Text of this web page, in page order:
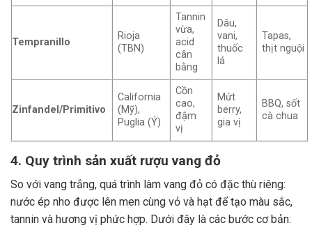
Tempranillo
Rioja
(TBN)
Tannin
vừa,
acid
cân
bằng
Dâu,
vani,
thuốc
lá
Tapas,
thịt nguội
Zinfandel/Primitivo
California
(Mỹ),
Puglia (Ý)
Cồn
cao,
đậm
vị
Mứt
berry,
gia vị
BBQ, sốt
cà chua
4. Quy trình sản xuất rượu vang đỏ
So với vang trắng, quá trình làm vang đỏ có đặc thù riêng:
nước ép nho được lên men cùng vỏ và hạt để tạo màu sắc,
tannin và hương vị phức hợp. Dưới đây là các bước cơ bản: